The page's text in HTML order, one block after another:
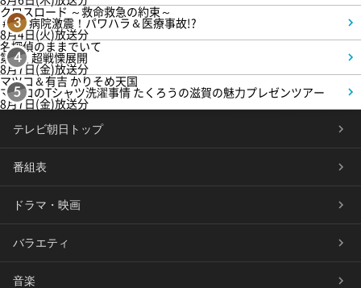
3
クロスロード ～救命救急の約束～
＃5 病院激震！パワハラ＆医療事故!?
8月4日(火)放送分
4
名探偵のままでいて
第4話 超戦慄展開
8月7日(金)放送分
5
マツコ＆有吉 かりそめ天国
マツコのTシャツ洗濯事情 たくろうの滋賀の魅力プレゼンツアー
8月7日(金)放送分
テレビ朝日トップ
番組表
ドラマ・映画
バラエティ
音楽